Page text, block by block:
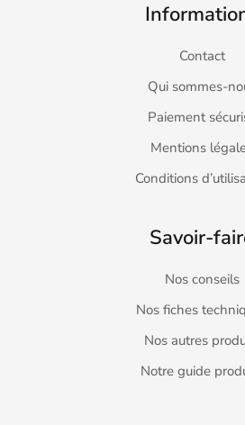
Contact
Qui sommes-
Paiement
Mentions
Conditions
Savoir-
Nos conseils
Nos fiches
Nos autres
Notre guide